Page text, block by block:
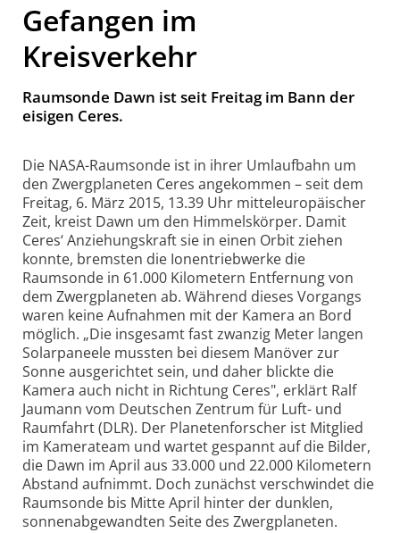
Gefangen im
Kreisverkehr
Raumsonde Dawn ist seit Freitag im Bann der
eisigen Ceres.
Die NASA-Raumsonde ist in ihrer Umlaufbahn um
den Zwergplaneten Ceres angekommen – seit dem
Freitag, 6. März 2015, 13.39 Uhr mitteleuropäischer
Zeit, kreist Dawn um den Himmelskörper. Damit
Ceres‘ Anziehungskraft sie in einen Orbit ziehen
konnte, bremsten die Ionentriebwerke die
Raumsonde in 61.000 Kilometern Entfernung von
dem Zwergplaneten ab. Während dieses Vorgangs
waren keine Aufnahmen mit der Kamera an Bord
möglich. „Die insgesamt fast zwanzig Meter langen
Solarpaneele mussten bei diesem Manöver zur
Sonne ausgerichtet sein, und daher blickte die
Kamera auch nicht in Richtung Ceres", erklärt Ralf
Jaumann vom Deutschen Zentrum für Luft- und
Raumfahrt (DLR). Der Planetenforscher ist Mitglied
im Kamerateam und wartet gespannt auf die Bilder,
die Dawn im April aus 33.000 und 22.000 Kilometern
Abstand aufnimmt. Doch zunächst verschwindet die
Raumsonde bis Mitte April hinter der dunklen,
sonnenabgewandten Seite des Zwergplaneten.